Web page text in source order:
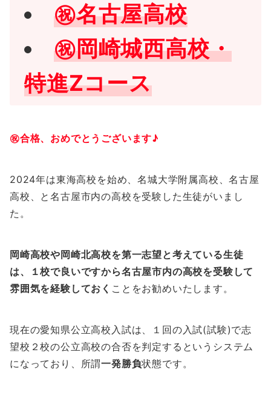
㊗名古屋高校
㊗岡崎城西高校・
特進Zコース
㊗合格、おめでとうございます♪
2024年は東海高校を始め、名城大学附属高校、名古屋
高校、と名古屋市内の高校を受験した生徒がいまし
た。
岡崎高校や岡崎北高校を第一志望と考えている生徒
は、１校で良いですから名古屋市内の高校を受験して
雰囲気を経験しておく ことをお勧めいたします。
現在の愛知県公立高校入試は、１回の入試(試験)で志
望校２校の公立高校の合否を判定するというシステム
になっており、所謂一発勝負状態です。